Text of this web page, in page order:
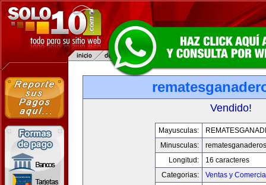
Vendido!
Mayusculas:
Minusculas:
Longitud:
16 caracteres
Categorias:
Ventas y